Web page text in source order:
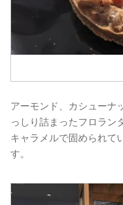
アーモンド、カシューナ
っしり詰まったフロラン
キャラメルで固められて
す。